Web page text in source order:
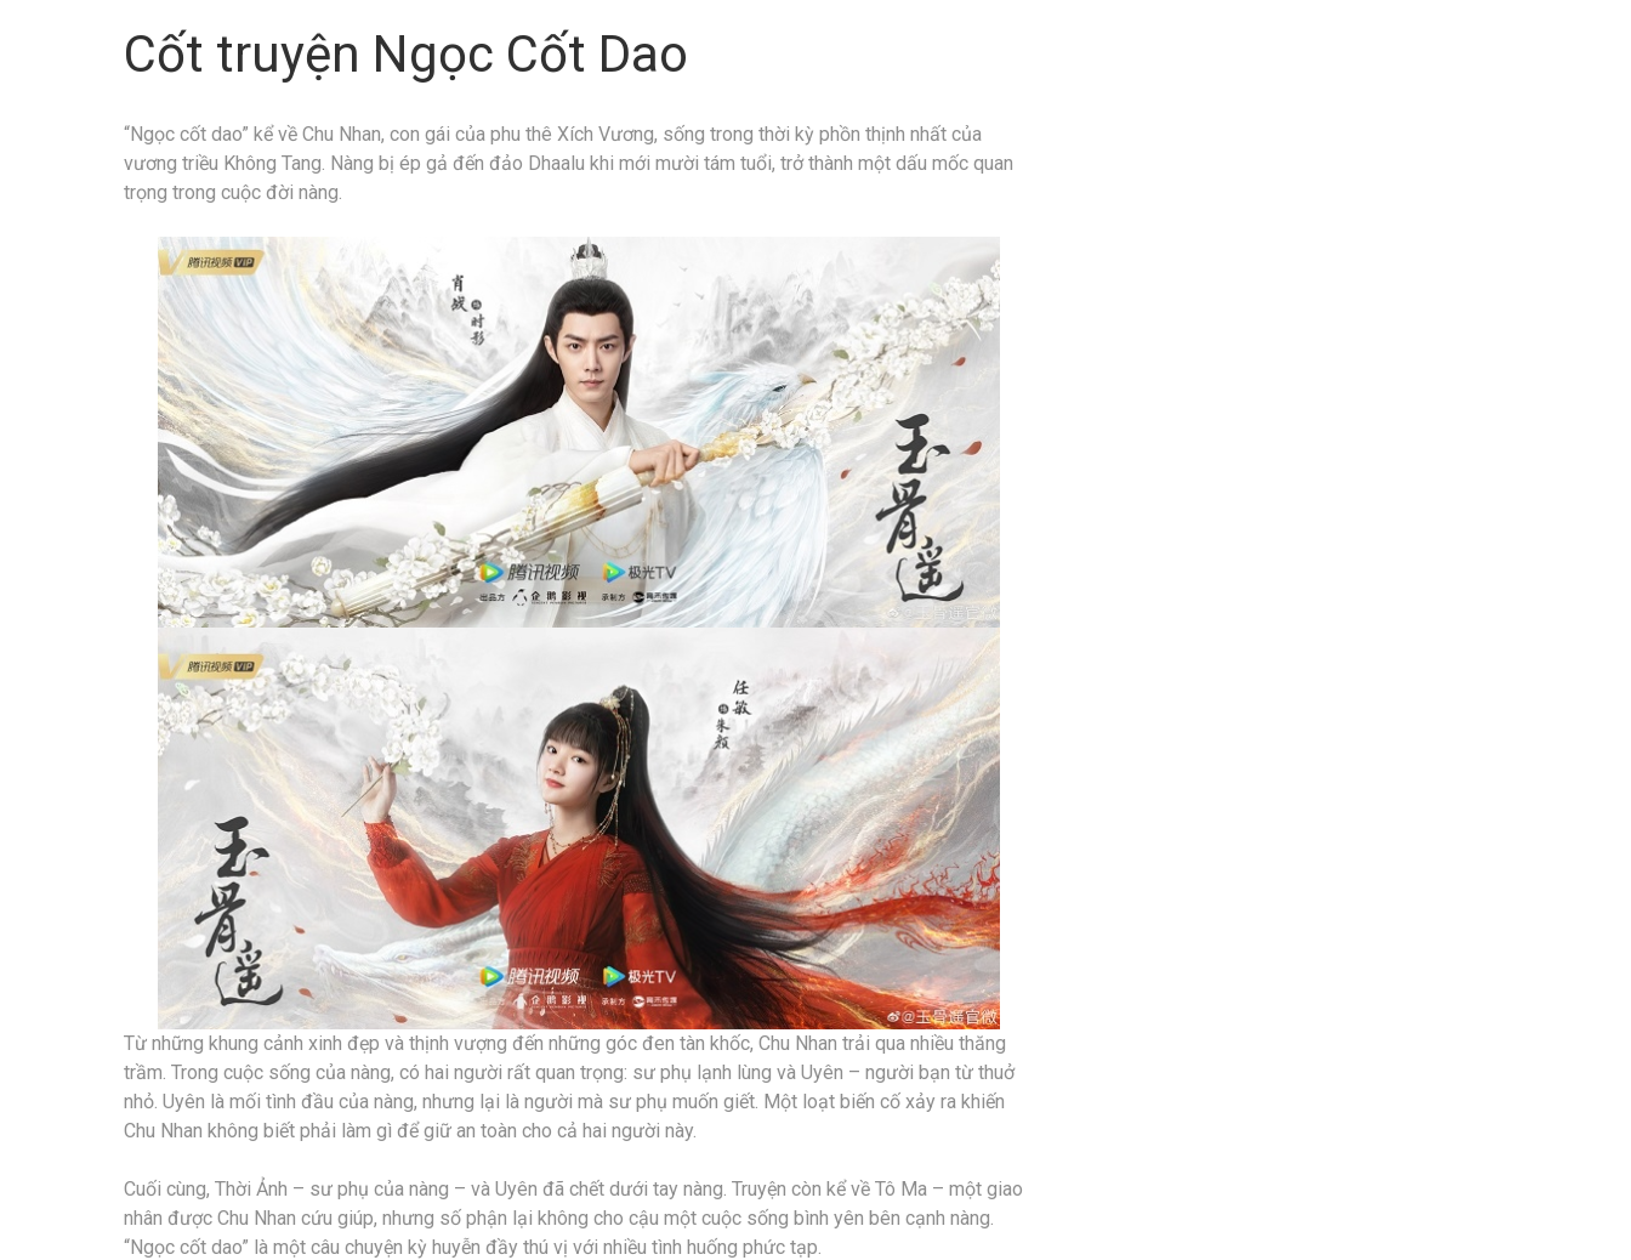
Cốt truyện Ngọc Cốt Dao
“Ngọc cốt dao” kể về Chu Nhan, con gái của phu thê Xích Vương, sống trong thời kỳ phồn thịnh nhất của
vương triều Không Tang. Nàng bị ép gả đến đảo Dhaalu khi mới mười tám tuổi, trở thành một dấu mốc quan
trọng trong cuộc đời nàng.
Từ những khung cảnh xinh đẹp và thịnh vượng đến những góc đen tàn khốc, Chu Nhan trải qua nhiều thăng
trầm. Trong cuộc sống của nàng, có hai người rất quan trọng: sư phụ lạnh lùng và Uyên – người bạn từ thuở
nhỏ. Uyên là mối tình đầu của nàng, nhưng lại là người mà sư phụ muốn giết. Một loạt biến cố xảy ra khiến
Chu Nhan không biết phải làm gì để giữ an toàn cho cả hai người này.
Cuối cùng, Thời Ảnh – sư phụ của nàng – và Uyên đã chết dưới tay nàng. Truyện còn kể về Tô Ma – một giao
nhân được Chu Nhan cứu giúp, nhưng số phận lại không cho cậu một cuộc sống bình yên bên cạnh nàng.
“Ngọc cốt dao” là một câu chuyện kỳ huyễn đầy thú vị với nhiều tình huống phức tạp.